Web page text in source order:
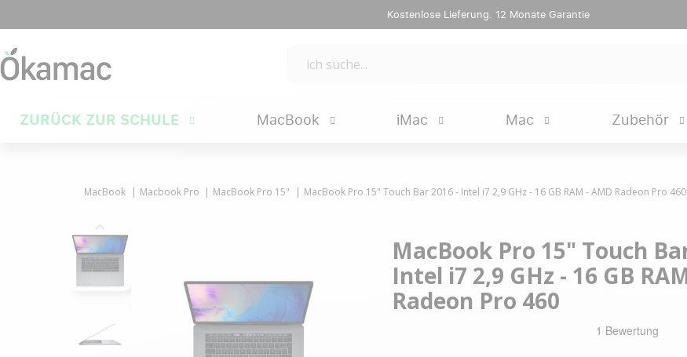
Kostenlose Lieferung. 12 Monate Garantie
ZURÜCK ZUR SCHULE MacBook iMac Mac Zubehör
MacBook Macbook Pro MacBook Pro 15" MacBook Pro 15" Touch Bar 2016 - Intel i7 2,9 GHz - 16 GB RAM - AMD Radeon Pro 460
MacBook Pro 15" Touch
Intel i7 2,9 GHz - 16 GB
Radeon Pro 460